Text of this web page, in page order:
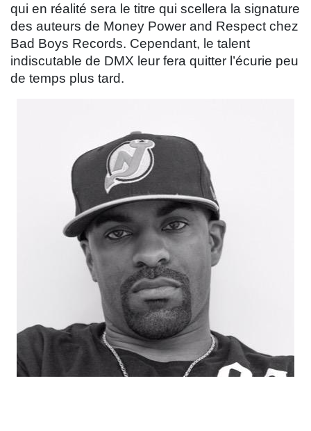
qui en réalité sera le titre qui scellera la signature
des auteurs de Money Power and Respect chez
Bad Boys Records. Cependant, le talent
indiscutable de DMX leur fera quitter l’écurie peu
de temps plus tard.